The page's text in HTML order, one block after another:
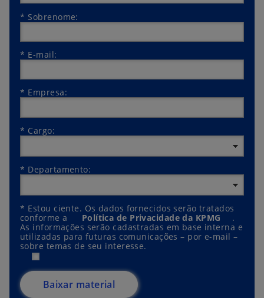
* Sobrenome:
* E-mail:
* Empresa:
* Cargo:
* Departamento:
* Estou ciente. Os dados fornecidos serão tratados
conforme a
Política de Privacidade da KPMG
.
As informações serão cadastradas em base interna e
utilizadas para futuras comunicações – por e-mail –
sobre temas de seu interesse.
Baixar material